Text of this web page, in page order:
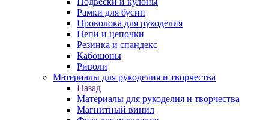
Рамки для бусин
Проволока для рукоделия
Цепи и цепочки
Резинка и спандекс
Кабошоны
Риволи
Материалы для рукоделия и творчества
Назад
Материалы для рукоделия и творчества
Магнитный винил